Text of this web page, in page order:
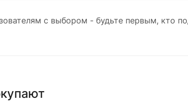
с выбором - будьте первым, кто